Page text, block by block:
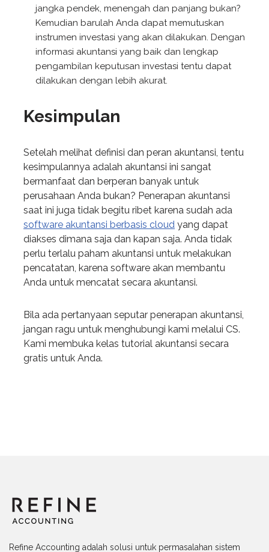
jangka pendek, menengah dan panjang bukan?
Kemudian barulah Anda dapat memutuskan
instrumen investasi yang akan dilakukan. Dengan
informasi akuntansi yang baik dan lengkap
pengambilan keputusan investasi tentu dapat
dilakukan dengan lebih akurat.
Kesimpulan
Setelah melihat definisi dan peran akuntansi, tentu
kesimpulannya adalah akuntansi ini sangat
bermanfaat dan berperan banyak untuk
perusahaan Anda bukan? Penerapan akuntansi
saat ini juga tidak begitu ribet karena sudah ada
software akuntansi berbasis cloud yang dapat
diakses dimana saja dan kapan saja. Anda tidak
perlu terlalu paham akuntansi untuk melakukan
pencatatan, karena software akan membantu
Anda untuk mencatat secara akuntansi.
Bila ada pertanyaan seputar penerapan akuntansi,
jangan ragu untuk menghubungi kami melalui CS.
Kami membuka kelas tutorial akuntansi secara
gratis untuk Anda.
Refine Accounting adalah solusi untuk permasalahan sistem